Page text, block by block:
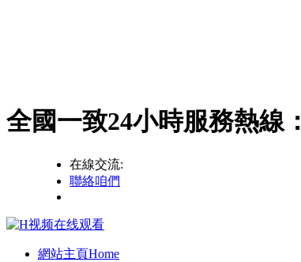
全國一致24小時服務熱線：
在線交流:
聯絡咱們
網站主頁Home